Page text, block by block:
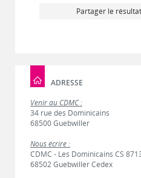
Partager le
ADRESSE
Venir au CDMC :
34 rue des Dominicains
68500 Guebwiller
Nous écrire :
CDMC - Les Dominicains CS
68502 Guebwiller Cedex